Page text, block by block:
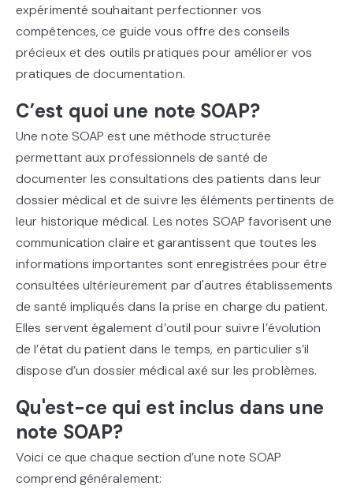
expérimenté souhaitant perfectionner vos
compétences, ce guide vous offre des conseils
précieux et des outils pratiques pour améliorer vos
pratiques de documentation.
C’est quoi une note SOAP?
Une note SOAP est une méthode structurée
permettant aux professionnels de santé de
documenter les consultations des patients dans leur
dossier médical et de suivre les éléments pertinents de
leur historique médical. Les notes SOAP favorisent une
communication claire et garantissent que toutes les
informations importantes sont enregistrées pour être
consultées ultérieurement par d'autres établissements
de santé impliqués dans la prise en charge du patient.
Elles servent également d’outil pour suivre l’évolution
de l’état du patient dans le temps, en particulier s’il
dispose d’un dossier médical axé sur les problèmes.
Qu'est-ce qui est inclus dans une
note SOAP?
Voici ce que chaque section d’une note SOAP
comprend généralement: